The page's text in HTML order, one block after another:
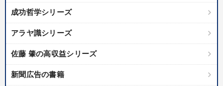
成功哲学シリーズ
アラヤ識シリーズ
佐藤 肇の高収益シリーズ
新聞広告の書籍